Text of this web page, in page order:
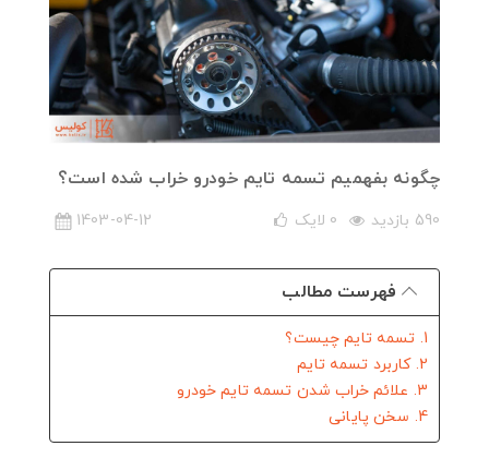
چگونه بفهمیم تسمه تایم خودرو خراب شده است؟
590 بازدید 0 لایک 1403-04-12
فهرست مطالب
1. تسمه تایم چیست؟
2. کاربرد تسمه تایم
3. علائم خراب شدن تسمه تایم خودرو
4. سخن پایانی